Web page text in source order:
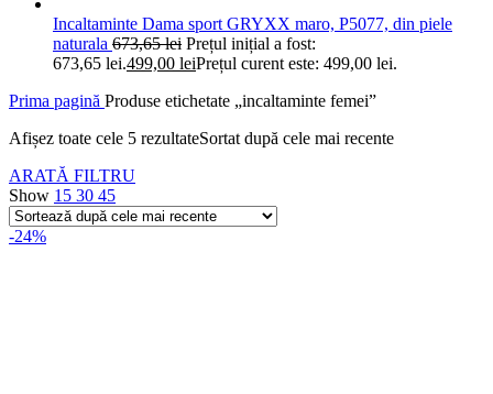
Incaltaminte Dama sport GRYXX maro, P5077, din piele
naturala 673,65lei Prețul inițial a fost:
673,65 lei.499,00 leiPrețul curent este: 499,00 lei.
Prima pagină Produse etichetate „incaltaminte femei”
Afișez toate cele 5 rezultateSortat după cele mai recente
ARATĂ FILTRU
Show 15 30 45
-24%